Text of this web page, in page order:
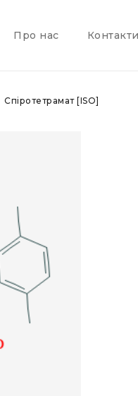
Про нас Контакти
Спіротетрамат [ISO]